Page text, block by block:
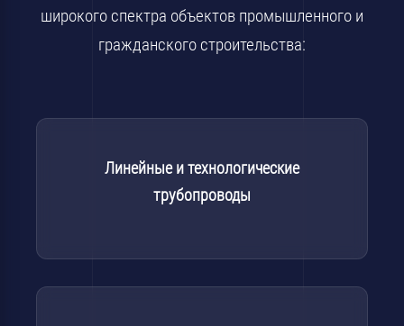
широкого спектра объектов промышленного и
гражданского строительства:
Линейные и технологические
трубопроводы